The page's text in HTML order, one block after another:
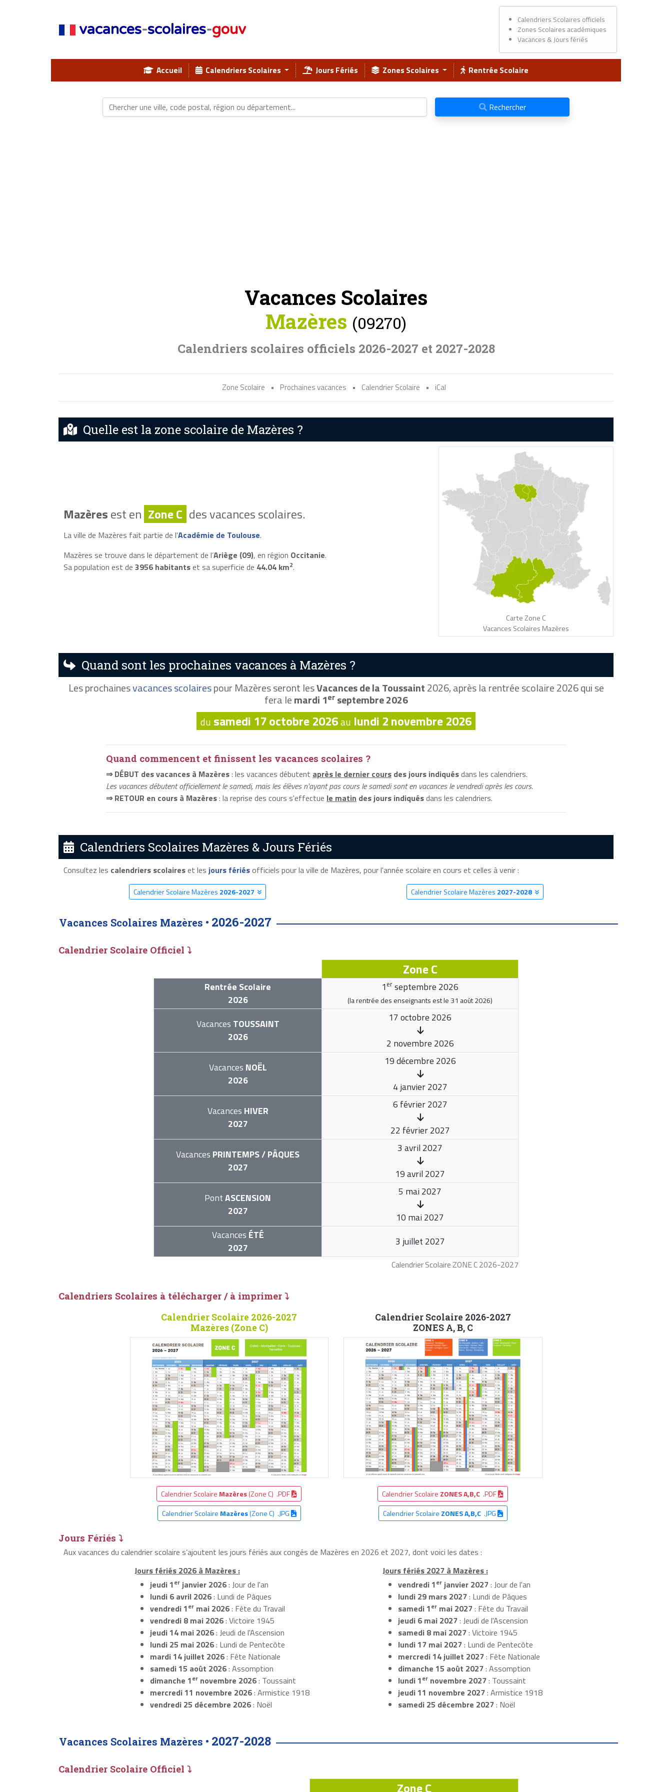
vacances-scolaires-gouv
Calendriers Scolaires officiels
Zones Scolaires académiques
Vacances & Jours fériés
Accueil Calendriers Scolaires Jours Fériés Zones Scolaires Rentrée Scolaire
Rechercher
Vacances Scolaires
Mazères (09270)
Calendriers scolaires officiels 2026-2027 et 2027-2028
Zone Scolaire • Prochaines vacances • Calendrier Scolaire • iCal
Quelle est la zone scolaire de Mazères ?
Mazèresest en Zone C des vacances scolaires.
La ville de Mazères fait partie de l'Académie de Toulouse.
Mazères se trouve dans le département de l’Ariège (09), en région Occitanie.
Sa population est de 3956 habitantset sa superficie de 44.04 km2.
Carte Zone C
Vacances Scolaires Mazères
Quand sont les prochaines vacances à Mazères ?
Les prochainesvacances scolairespour Mazères seront lesVacances de la Toussaint2026, après la rentrée scolaire 2026 qui se
fera lemardi 1erseptembre 2026
du samedi 17 octobre 2026au lundi 2 novembre 2026
Quand commencent et finissent les vacances scolaires ?
⇒ DÉBUT des vacances à Mazères: les vacances débutent après le dernier cours des jours indiquésdans les calendriers.
Les vacances débutent officiellement le samedi, mais les élèves n'ayant pas cours le samedi sont en vacances le vendredi après les cours.
⇒ RETOUR en cours à Mazères: la reprise des cours s'effectue le matin des jours indiquésdans les calendriers.
Calendriers Scolaires Mazères & Jours Fériés
Consultez les calendriers scolaireset les jours fériésofficiels pour la ville de Mazères, pour l'année scolaire en cours et celles à venir :
Calendrier Scolaire Mazères 2026-2027 Calendrier Scolaire Mazères 2027-2028
Vacances Scolaires Mazères • 2026-2027
Calendrier Scolaire Officiel ⤵
Calendrier Scolaire ZONE C 2026-2027
Zone C
Rentrée Scolaire
2026
1 er septembre 2026
(la rentrée des enseignants est le 31 août 2026)
Vacances TOUSSAINT
2026
17 octobre 2026
2 novembre 2026
Vacances NOËL
2026
19 décembre 2026
4 janvier 2027
Vacances HIVER
2027
6 février 2027
22 février 2027
Vacances PRINTEMPS / PÂQUES
2027
3 avril 2027
19 avril 2027
PontASCENSION
2027
5 mai 2027
10 mai 2027
Vacances ÉTÉ
2027
3 juillet 2027
Calendriers Scolaires à télécharger / à imprimer ⤵
Calendrier Scolaire 2026-2027
Mazères (Zone C)
Calendrier Scolaire Mazères(Zone C) .PDF
Calendrier Scolaire Mazères(Zone C) .JPG
Calendrier Scolaire 2026-2027
ZONES A, B, C
Calendrier Scolaire ZONES A,B,C .PDF
Calendrier Scolaire ZONES A,B,C.JPG
Jours Fériés ⤵
Aux vacances du calendrier scolaire s’ajoutent les jours fériés aux congés de Mazères en 2026 et 2027, dont voici les dates :
Jours fériés 2026 à Mazères :
jeudi 1erjanvier 2026: Jour de l'an
lundi 6 avril 2026: Lundi de Pâques
vendredi 1ermai 2026: Fête du Travail
vendredi 8 mai 2026: Victoire 1945
jeudi 14 mai 2026: Jeudi de l'Ascension
lundi 25 mai 2026: Lundi de Pentecôte
mardi 14 juillet 2026: Fête Nationale
samedi 15 août 2026: Assomption
dimanche 1ernovembre 2026: Toussaint
mercredi 11 novembre 2026: Armistice 1918
vendredi 25 décembre 2026: Noël
Jours fériés 2027 à Mazères :
vendredi 1erjanvier 2027: Jour de l'an
lundi 29 mars 2027: Lundi de Pâques
samedi 1ermai 2027: Fête du Travail
jeudi 6 mai 2027: Jeudi de l'Ascension
samedi 8 mai 2027: Victoire 1945
lundi 17 mai 2027: Lundi de Pentecôte
mercredi 14 juillet 2027: Fête Nationale
dimanche 15 août 2027: Assomption
lundi 1ernovembre 2027: Toussaint
jeudi 11 novembre 2027: Armistice 1918
samedi 25 décembre 2027: Noël
Vacances Scolaires Mazères • 2027-2028
Calendrier Scolaire Officiel ⤵
Zone C